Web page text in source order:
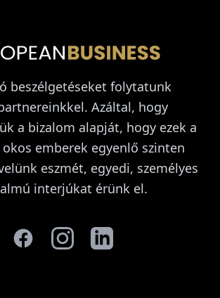
beszélgetéseket folytatunk
Azáltal, hogy
a bizalom alapját, hogy ezek a
okos emberek egyenlő szinten
eszmét, egyedi, személyes
interjúkat érünk el.